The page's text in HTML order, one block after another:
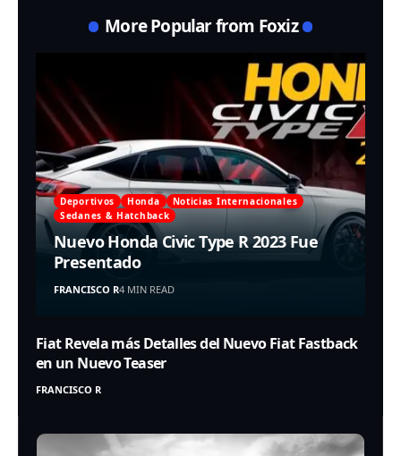
More Popular from Foxiz
Deportivos Honda
Noticias Internacionales
Sedanes & Hatchback
Nuevo Honda Civic Type R 2023 Fue
Presentado
FRANCISCO R4 MIN READ
Fiat Revela más Detalles del Nuevo Fiat Fastback
en un Nuevo Teaser
FRANCISCO R